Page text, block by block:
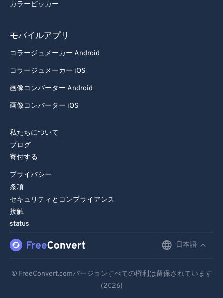
カラーピッカー
モバイルアプリ
コラージュメーカー Android
コラージュメーカー iOS
画像コンバーター Android
画像コンバーター iOS
私たちについて
ブログ
寄付する
プライバシー
条項
セキュリティとコンプライアンス
接触
status
日本語
Español
© FreeConvert.comバージョンすべての権利は留保されています
(2026)